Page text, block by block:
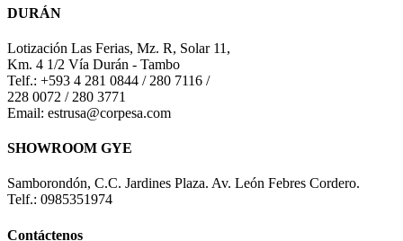
DURÁN
Lotización Las Ferias, Mz. R, Solar 11,
Km. 4 1/2 Vía Durán - Tambo
Telf.: +593 4 281 0844 / 280 7116 /
228 0072 / 280 3771
Email: estrusa@corpesa.com
SHOWROOM GYE
Samborondón, C.C. Jardines Plaza. Av. León Febres Cordero.
Telf.: 0985351974
Contáctenos